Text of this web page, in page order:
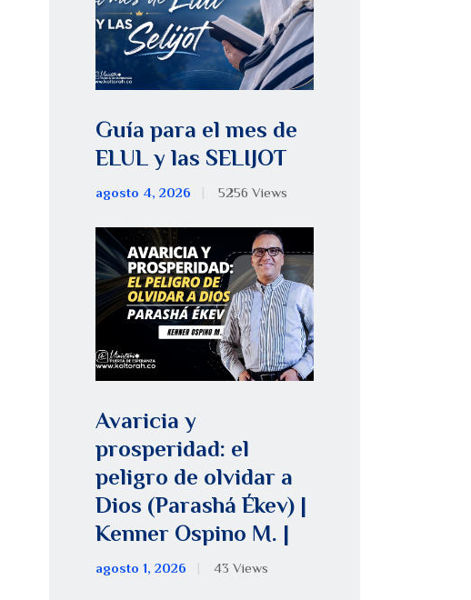
Guía para el mes de
ELUL y las SELIJOT
agosto 4, 2026 5256 Views
Avaricia y
prosperidad: el
peligro de olvidar a
Dios (Parashá Ékev) |
Kenner Ospino M. |
agosto 1, 2026 43 Views